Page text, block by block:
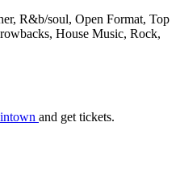
R&b/soul, Open Format, Top
House Music, Rock,
and get tickets.